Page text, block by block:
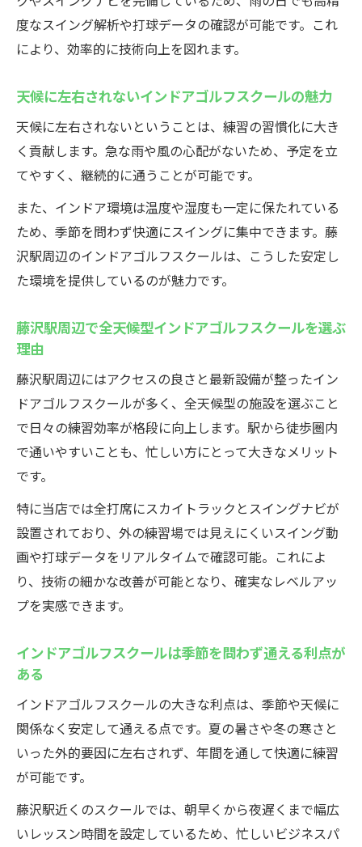
度なスイング解析や打球データの確認が可能です。これ
により、効率的に技術向上を図れます。
天候に左右されないインドアゴルフスクールの魅力
天候に左右されないということは、練習の習慣化に大き
く貢献します。急な雨や風の心配がないため、予定を立
てやすく、継続的に通うことが可能です。
また、インドア環境は温度や湿度も一定に保たれている
ため、季節を問わず快適にスイングに集中できます。藤
沢駅周辺のインドアゴルフスクールは、こうした安定し
た環境を提供しているのが魅力です。
藤沢駅周辺で全天候型インドアゴルフスクールを選ぶ
理由
藤沢駅周辺にはアクセスの良さと最新設備が整ったイン
ドアゴルフスクールが多く、全天候型の施設を選ぶこと
で日々の練習効率が格段に向上します。駅から徒歩圏内
で通いやすいことも、忙しい方にとって大きなメリット
です。
特に当店では全打席にスカイトラックとスイングナビが
設置されており、外の練習場では見えにくいスイング動
画や打球データをリアルタイムで確認可能。これによ
り、技術の細かな改善が可能となり、確実なレベルアッ
プを実感できます。
インドアゴルフスクールは季節を問わず通える利点が
ある
インドアゴルフスクールの大きな利点は、季節や天候に
関係なく安定して通える点です。夏の暑さや冬の寒さと
いった外的要因に左右されず、年間を通して快適に練習
が可能です。
藤沢駅近くのスクールでは、朝早くから夜遅くまで幅広
いレッスン時間を設定しているため、忙しいビジネスパ